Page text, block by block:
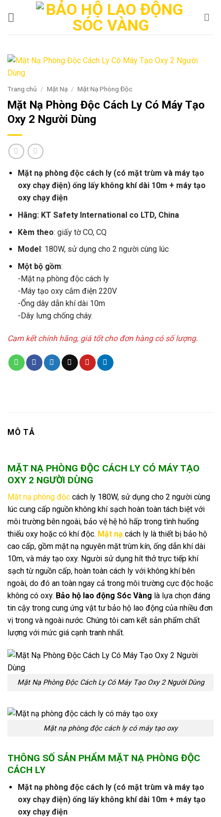
Trang chủ / Mặt Nạ / Mặt Nạ Phòng Độc
Mặt Nạ Phòng Độc Cách Ly Có Máy Tạo
Oxy 2 Người Dùng
Mặt nạ phòng độc cách ly (có mặt trùm và máy tạo
oxy chạy điện) ống lấy không khí dài 10m + máy tạo
oxy chạy điện
Hãng: KT Safety International co LTD, China
Kèm theo: giấy tờ CO, CQ
Model : 180W, sử dụng cho 2 người cùng lúc
Một bộ gồm:
-Mặt nạ phòng độc cách ly
-Máy tạo oxy cắm điện 220V
-Ống dây dẫn khí dài 10m
-Dây lưng chống cháy.
Cam kết chính hãng, giá tốt cho đơn hàng có số lượng.
MÔ TẢ
MẶT NẠ PHÒNG ĐỘC CÁCH LY CÓ MÁY TẠO
OXY 2 NGƯỜI DÙNG
Mặt nạ phòng độc cách ly 180W, sử dụng cho 2 người cùng
lúc cung cấp nguồn không khí sạch hoàn toàn tách biệt với
môi trường bên ngoài, bảo vệ hệ hô hấp trong tình huống
thiếu oxy hoặc có khí độc. Mặt nạ cách ly là thiết bị bảo hộ
cao cấp, gồm mặt nạ nguyên mặt trùm kín, ống dẫn khí dài
10m, và máy tạo oxy. Người sử dụng hít thở trực tiếp khí
sạch từ nguồn cấp, hoàn toàn cách ly với không khí bên
ngoài, do đó an toàn ngay cả trong môi trường cực độc hoặc
không có oxy. Bảo hộ lao động Sóc Vàng là lựa chọn đáng
tin cậy trong cung ứng vật tư bảo hộ lao động của nhiều đơn
vị trong và ngoài nước. Chúng tôi cam kết sản phẩm chất
lượng với mức giá cạnh tranh nhất.
Mặt Nạ Phòng Độc Cách Ly Có Máy Tạo Oxy 2 Người Dùng
Mặt nạ phòng độc cách ly có máy tạo oxy
THÔNG SỐ SẢN PHẨM MẶT NẠ PHÒNG ĐỘC
CÁCH LY
Mặt nạ phòng độc cách ly (có mặt trùm và máy tạo
oxy chạy điện) ống lấy không khí dài 10m + máy tạo
oxy chạy điện